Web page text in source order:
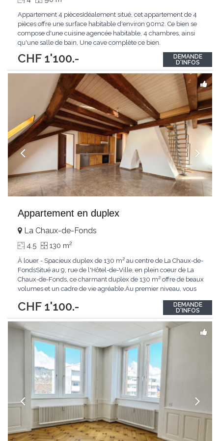
CHF 1'100.-
Appartement 4 piècesIdéalement situé, cet appartement de 4
pièces offre une surface habitable d'environ 90m2. Ce bien se
compose d'une cuisine agencée habitable, 4 chambres, ainsi
qu'une salle de bain, Une cave complète ce bien.
DEMANDE
D'INFOS
Appartement en duplex
CHF 1'100.-
La Chaux-de-Fonds
4.5 130 m2
À louer - Spacieux duplex de 130 m² au centre de La Chaux-de-
FondsSitué au 9, rue de l'Hôtel-de-Ville, en plein coeur de La
Chaux-de-Fonds, ce charmant duplex de 130 m² offre de beaux
volumes et un cadre de vie agréable.Au premier niveau, vous
chambresUne salle de bain avec baignoireÀ l'étage supérieur,
un vaste espace ouvert et modulable...
DEMANDE
D'INFOS